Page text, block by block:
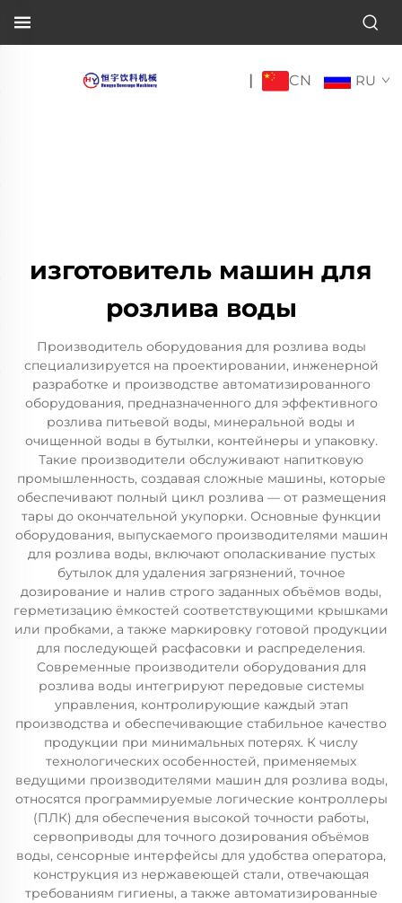
| CN RU
изготовитель машин для
розлива воды
Производитель оборудования для розлива воды
специализируется на проектировании, инженерной
разработке и производстве автоматизированного
оборудования, предназначенного для эффективного
розлива питьевой воды, минеральной воды и
очищенной воды в бутылки, контейнеры и упаковку.
Такие производители обслуживают напитковую
промышленность, создавая сложные машины, которые
обеспечивают полный цикл розлива — от размещения
тары до окончательной укупорки. Основные функции
оборудования, выпускаемого производителями машин
для розлива воды, включают ополаскивание пустых
бутылок для удаления загрязнений, точное
дозирование и налив строго заданных объёмов воды,
герметизацию ёмкостей соответствующими крышками
или пробками, а также маркировку готовой продукции
для последующей расфасовки и распределения.
Современные производители оборудования для
розлива воды интегрируют передовые системы
управления, контролирующие каждый этап
производства и обеспечивающие стабильное качество
продукции при минимальных потерях. К числу
технологических особенностей, применяемых
ведущими производителями машин для розлива воды,
относятся программируемые логические контроллеры
(ПЛК) для обеспечения высокой точности работы,
сервоприводы для точного дозирования объёмов
воды, сенсорные интерфейсы для удобства оператора,
конструкция из нержавеющей стали, отвечающая
требованиям гигиены, а также автоматизированные